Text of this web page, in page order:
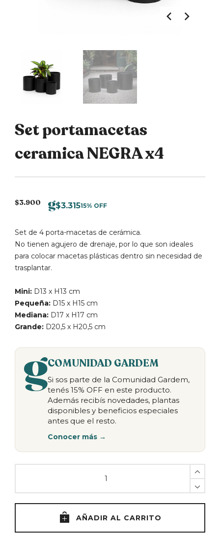
Set portamacetas
ceramica NEGRA x4
$3.900 $3.31515% OFF
Set de 4 porta-macetas de cerámica.
No tienen agujero de drenaje, por lo que son ideales
para colocar macetas plásticas dentro sin necesidad de
trasplantar.
Mini: D13 x H13 cm
Pequeña: D15 x H15 cm
Mediana: D17 x H17 cm
Grande: D20,5 x H20,5 cm
COMUNIDAD GARDEM
Si sos parte de la Comunidad Gardem,
tenés 15% OFF en este producto.
Además recibís novedades, plantas
disponibles y beneficios especiales
antes que el resto.
Conocer más →
ceramica
NEGRA
AÑADIR AL CARRITO